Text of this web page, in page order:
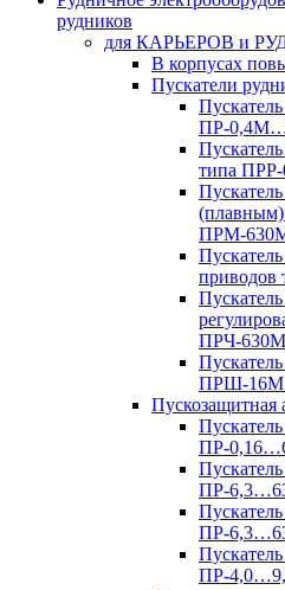
рудников
для КАРЬЕРОВ и
В корпусах
Пускатели
ПР-
типа
ПРМ-
ПРЧ-630М
ПРШ-
Пускозащитная
ПР-
ПР-
ПР-
ПР-